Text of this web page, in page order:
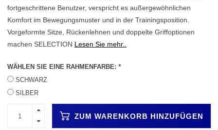
fortgeschrittene Benutzer, verspricht es außergewöhnlichen
Komfort im Bewegungsmuster und in der Trainingsposition.
Vorgeformte Sitze, Rückenlehnen und doppelte Griffoptionen
machen SELECTION Lesen Sie mehr..
WÄHLEN SIE EINE RAHMENFARBE: *
SCHWARZ
SILBER
ZUM WARENKORB HINZUFÜGEN